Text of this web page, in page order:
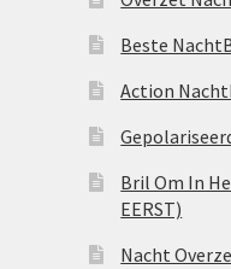
Beste
Action
Bril Om In
EERST)
Nacht